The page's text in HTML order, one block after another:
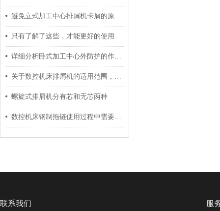
避免立式加工中心排屑机卡屑的原因及故障处理方案
只有了解了这些，才能更好的使用数控机床尼龙拖链
详细分析卧式加工中心外防护的作用、优点以及安装
关于数控机床排屑机的适用范围，以下有着详细说明
螺旋式排屑机分有芯和无芯两种
数控机床钢制拖链使用过程中需要做哪些维护工作呢？
联系我们 服